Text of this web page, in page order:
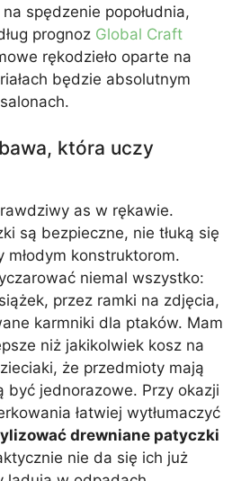
spędzenie popołudnia,
prognoz Global Craft
rękodzieło oparte na
będzie absolutnym
która uczy
as w rękawie.
są bezpieczne, nie tłuką się
młodym konstruktorom.
niemal wszystko:
przez ramki na zdjęcia,
karmniki dla ptaków. Mam
niż jakikolwiek kosz na
że przedmioty mają
być jednorazowe. Przy okazji
łatwiej wytłumaczyć
drewniane patyczki
nie da się ich już